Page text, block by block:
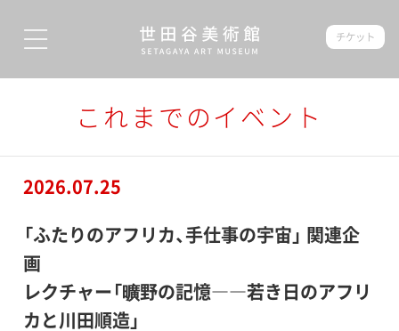
チケット
これまでのイベント
2026.07.25
「ふたりのアフリカ、手仕事の宇宙」 関連企
画
レクチャー「曠野の記憶――若き日のアフリ
カと川田順造」